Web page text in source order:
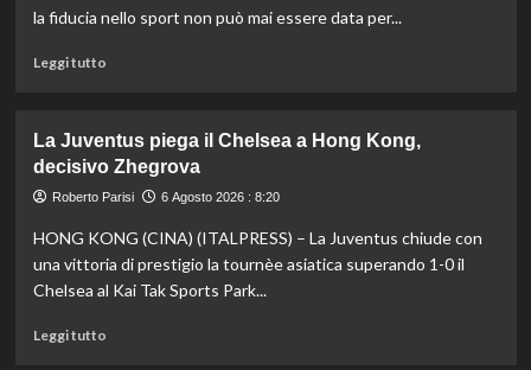
Europei
arriva
nel
sincro
Pizzini
la fiducia nello sport non può mai essere data per...
Leggi tuttoLeggi
Fifa,
Priante
(Siga)
credibilità
del
sistema
La Juventus piega il Chelsea a Hong Kong,
decisivo Zhegrova
Roberto Parisi 6 Agosto 2026 : 8:20
HONG KONG (CINA) (ITALPRESS) – La Juventus chiude con
una vittoria di prestigio la tournèe asiatica superando 1-0 il
Chelsea al Kai Tak Sports Park...
Leggi tuttoLeggi